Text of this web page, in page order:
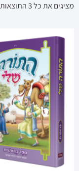
מציגים את כל ⁦3⁩ התוצאות